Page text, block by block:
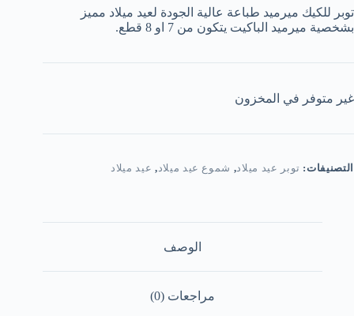
توبر للكيك ميرميد طباعة عالية الجودة لعيد ميلاد مميز
بشخصية ميرميد الباكيت يتكون من 7 او 8 قطع.
غير متوفر في المخزون
التصنيفات: توبر عيد ميلاد, شموع عيد ميلاد, عيد ميلاد
الوصف
مراجعات (0)